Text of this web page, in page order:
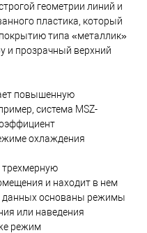
геометрии линий и
пластика, который
типа «металлик»
и прозрачный верхний
повышенную
система MSZ-
охлаждения
трехмерную
и находит в нем
данных основаны режимы
или наведения
режим